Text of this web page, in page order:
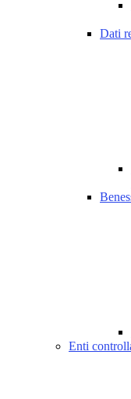
Dati
Enti